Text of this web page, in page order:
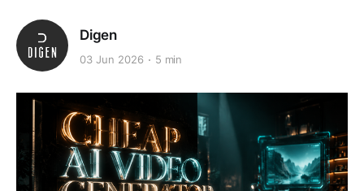
Digen
03 Jun 2026 5 min